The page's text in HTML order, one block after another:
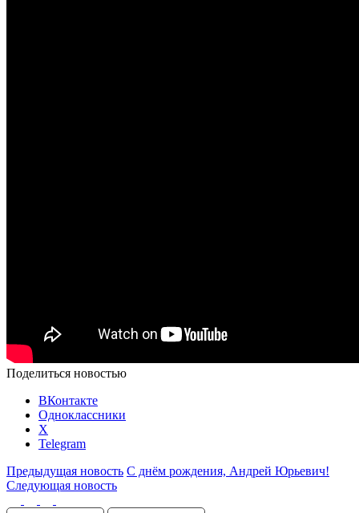
Поделиться новостью
ВКонтакте
Одноклассники
X
Telegram
Предыдущая новость С днём рождения, Андрей Юрьевич!
Следующая новость